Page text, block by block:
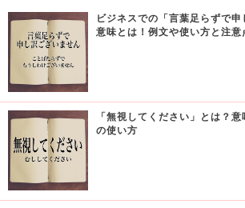
ビジネスでの「言葉足らずで
意味とは！例文や使い方と注意
「無視してください」とは？
の使い方